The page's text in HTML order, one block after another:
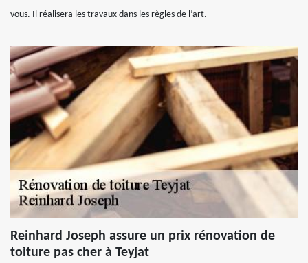
vous. Il réalisera les travaux dans les règles de l’art.
Reinhard Joseph assure un prix rénovation de
toiture pas cher à Teyjat